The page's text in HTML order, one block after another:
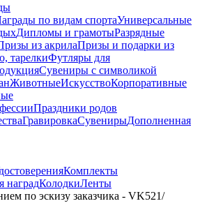
по видам спортаУниверсальные
Дипломы и грамотыРазрядные
из акрилаПризы и подарки из
тарелкиФутляры для
Сувениры с символикой
ЖивотныеИскусствоКорпоративные
Праздники родов
ГравировкаСувенирыДополненная
Комплекты
наградКолодкиЛенты
по эскизу заказчика - VK521/